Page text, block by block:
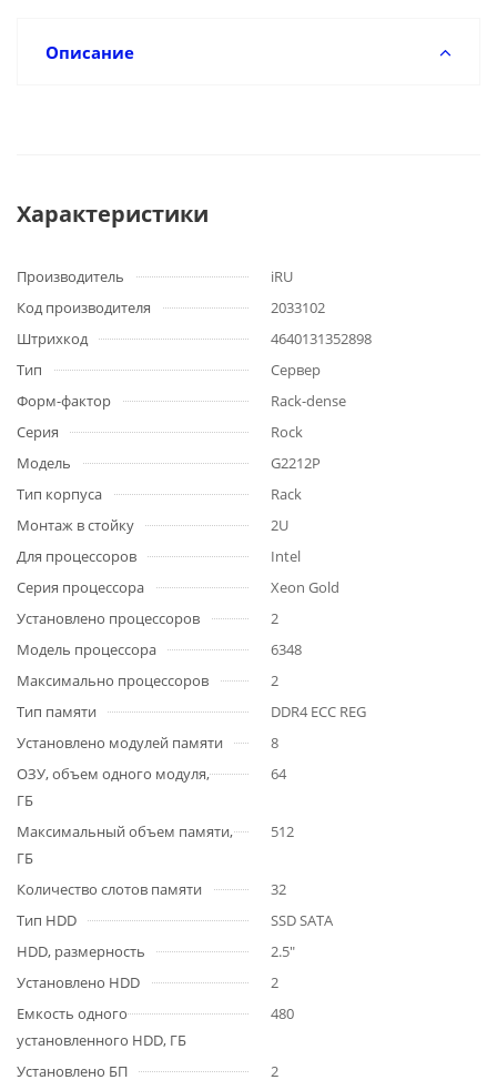
Описание
Характеристики
Производитель
iRU
Код производителя
2033102
Штрихкод
4640131352898
Тип
Сервер
Форм-фактор
Rack-dense
Серия
Rock
Модель
G2212P
Тип корпуса
Rack
Монтаж в стойку
2U
Для процессоров
Intel
Серия процессора
Xeon Gold
Установлено процессоров
2
Модель процессора
6348
Максимально процессоров
2
Тип памяти
DDR4 ECC REG
Установлено модулей памяти
8
ОЗУ, объем одного модуля,
ГБ
64
Максимальный объем памяти,
ГБ
512
Количество слотов памяти
32
Тип HDD
SSD SATA
HDD, размерность
2.5"
Установлено HDD
2
Емкость одного
установленного HDD, ГБ
480
Установлено БП
2